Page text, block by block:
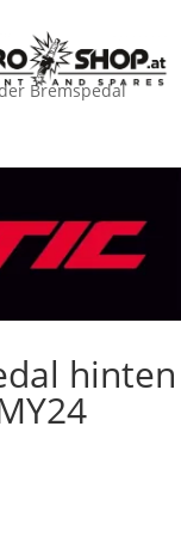
Bremspedal
hinten